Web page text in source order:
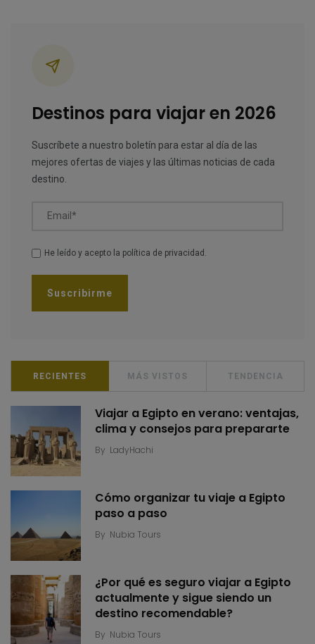
Destinos para viajar en 2026
Suscríbete a nuestro boletín para estar al día de las
mejores ofertas de viajes y las últimas noticias de cada
destino.
Email*
He leído y acepto la política de privacidad .
RECIENTES MÁS VISTOS TENDENCIA
Viajar a Egipto en verano: ventajas,
clima y consejos para prepararte
By LadyHachi
Cómo organizar tu viaje a Egipto
paso a paso
By Nubia Tours
¿Por qué es seguro viajar a Egipto
actualmente y sigue siendo un
destino recomendable?
By Nubia Tours